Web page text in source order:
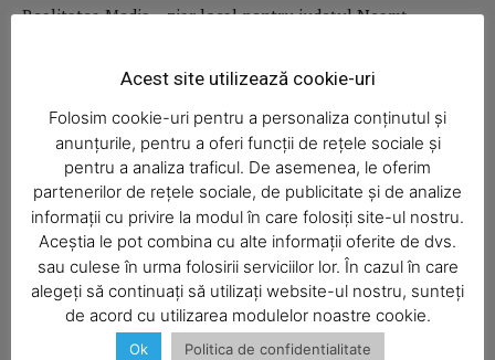
SUBSCRIBE NOW
Realitatea Media – ziar local pentru județul Neamț,
Economic
Acasă
Economic
Politica
Acest site utilizează cookie-uri
Folosim cookie-uri pentru a personaliza conținutul și
anunțurile, pentru a oferi funcții de rețele sociale și
pentru a analiza traficul. De asemenea, le oferim
partenerilor de rețele sociale, de publicitate și de analize
informații cu privire la modul în care folosiți site-ul nostru.
Aceștia le pot combina cu alte informații oferite de dvs.
sau culese în urma folosirii serviciilor lor. În cazul în care
alegeți să continuați să utilizați website-ul nostru, sunteți
de acord cu utilizarea modulelor noastre cookie.
Ok Politica de confidentialitate